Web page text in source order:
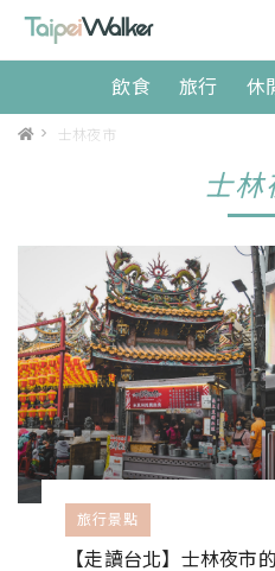
飲食 旅行 休
> 士林夜市
士林
旅行景點
【走讀台北】士林夜市